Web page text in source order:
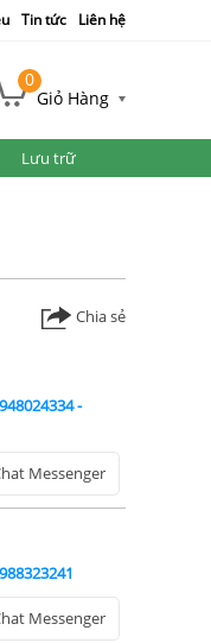
Tin tức Liên hệ
0
Giỏ Hàng
Lưu trữ
Chia sẻ
-
Messenger
Messenger